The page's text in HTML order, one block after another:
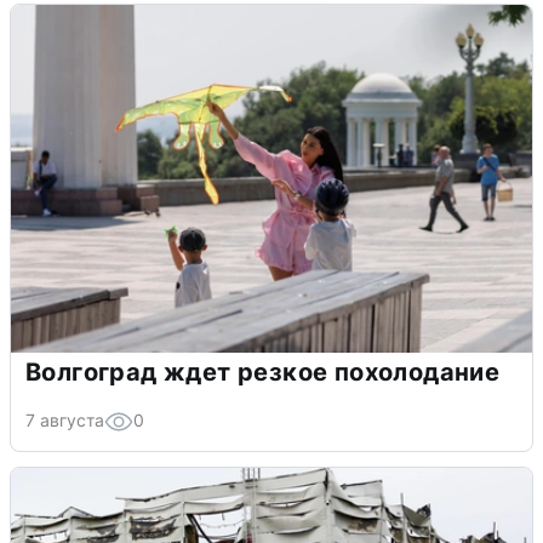
Волгоград ждет резкое похолодание
7 августа 0